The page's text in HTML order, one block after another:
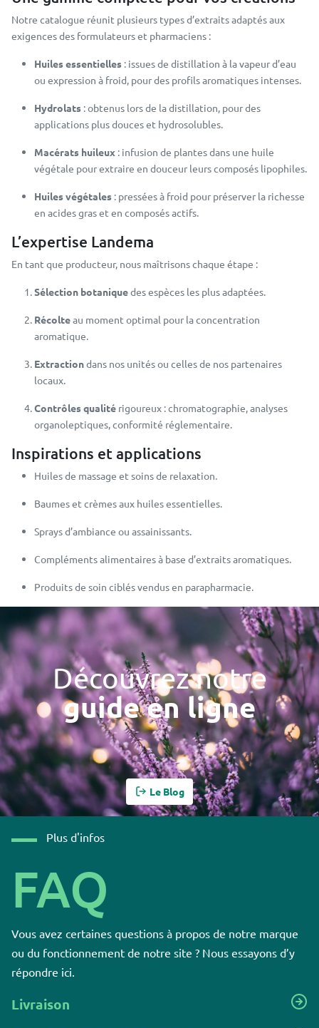
Notre catalogue réunit plusieurs types d’extraits adaptés aux
exigences des formulateurs et pharmaciens :
Huiles essentielles : issues de distillation à la vapeur d’eau
ou expression à froid, pour des profils aromatiques intenses.
Hydrolats : obtenus lors de la distillation, pour des
applications plus douces et hydrosolubles.
Macérats huileux : infusion de plantes dans une huile
végétale pour extraire en douceur leurs composés lipophiles.
Huiles végétales : pressées à froid pour préserver la richesse
en acides gras et en composés actifs.
L’expertise Landema
En tant que producteur, nous maîtrisons chaque étape :
Sélection botaniquedes espèces les plus adaptées.
Récolteau moment optimal pour la concentration
aromatique.
Extractiondans nos unités ou celles de nos partenaires
locaux.
Contrôles qualité rigoureux : chromatographie, analyses
organoleptiques, conformité réglementaire.
Inspirations et applications
Huiles de massage et soins de relaxation.
Baumes et crèmes aux huiles essentielles.
Sprays d’ambiance ou assainissants.
Compléments alimentaires à base d’extraits aromatiques.
Produits de soin ciblés vendus en parapharmacie.
Découvrez notre
guide en ligne
Le Blog
Plus d'infos
FAQ
Vous avez certaines questions à propos de notre marque
ou du fonctionnement de notre site ? Nous essayons d’y
répondre ici.
Livraison